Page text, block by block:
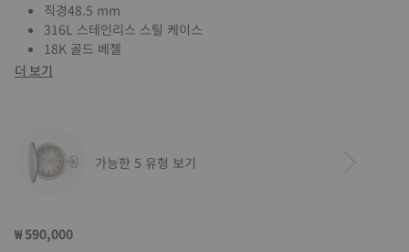
직경48.5 mm
316L 스테인리스 스틸 케이스
18K 골드 베젤
더 보기
가능한 5 유형 보기
₩ 590,000